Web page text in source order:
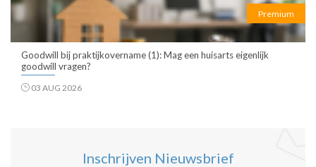
Premium
Goodwill bij praktijkovername (1): Mag een huisarts eigenlijk
goodwill vragen?
03 AUG 2026
Inschrijven Nieuwsbrief